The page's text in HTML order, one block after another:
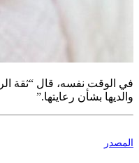
في الوقت نفسه، قال “ثقة
والديها بشأن رعايتها.”
المصدر